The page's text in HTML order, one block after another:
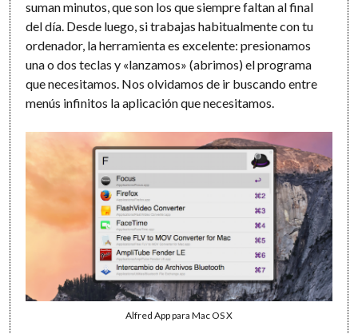
suman minutos, que son los que siempre faltan al final
del día. Desde luego, si trabajas habitualmente con tu
ordenador, la herramienta es excelente: presionamos
una o dos teclas y «lanzamos» (abrimos) el programa
que necesitamos. Nos olvidamos de ir buscando entre
menús infinitos la aplicación que necesitamos.
Alfred App para Mac OS X